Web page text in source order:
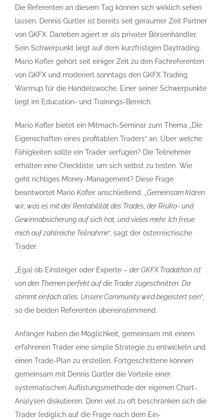
Die Referenten an diesem Tag können sich wirklich sehen
lassen. Dennis Gürtler ist bereits seit geraumer Zeit Partner
von GKFX. Daneben agiert er als privater Börsenhändler.
Sein Schwerpunkt liegt auf dem kurzfristigen Daytrading.
Mario Kofler gehört seit einiger Zeit zu den Fachreferenten
von GKFX und moderiert sonntags den GKFX Trading
Warmup für die Handelswoche. Einer seiner Schwerpunkte
liegt im Education- und Trainings-Bereich.
Mario Kofler bietet ein Mitmach-Seminar zum Thema „Die
Eigenschaften eines profitablen Traders“ an. Über welche
Fähigkeiten sollte ein Trader verfügen? Die Teilnehmer
erhalten eine Checkliste, um sich selbst zu testen. Wie
geht richtiges Money-Management? Diese Frage
beantwortet Mario Kofler anschließend. „ Gemeinsam klären
wir, was es mit der Rentabilität des Trades, der Risiko- und
Gewinnabsicherung auf sich hat, und vieles mehr. Ich freue
mich auf zahlreiche Teilnahme“, sagt der österreichische
Trader.
„Egal ob Einsteiger oder Experte – der GKFX Tradathon ist
von den Themen perfekt auf die Trader zugeschnitten. Da
stimmt einfach alles. Unsere Community wird begeistert sein“,
so die beiden Referenten übereinstimmend.
Anfänger haben die Möglichkeit, gemeinsam mit einem
erfahrenen Trader eine simple Strategie zu entwickeln und
einen Trade-Plan zu erstellen. Fortgeschrittene können
gemeinsam mit Dennis Gürtler die Vorteile einer
systematischen Auflistungsmethode der eigenen Chart-
Analysen diskutieren. Denn viel zu oft beschränken sich die
Trader lediglich auf die Frage nach dem Ein-